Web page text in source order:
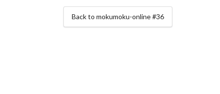
Back to mokumoku-online #36